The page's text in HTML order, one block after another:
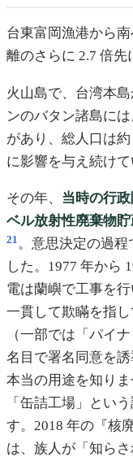
台東富岡漁港から
離のさらに 2.7 倍先
火山島で、台湾本
ンのバタン諸島に
があり、総人口は
に影響を与え続け
その年、 当時の行
ベル放射性廃棄物
21 。意思決定の過
した。1977 年から
電は蘭嶼で工事を
一貫して欺瞞を指
（一部では「パイ
名目で署名同意を
本当の用途を知り
「缶詰工場」とい
す。2018 年の『核
は、族人が「知ら